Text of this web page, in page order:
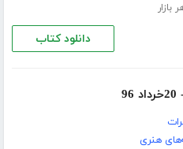
بازار
دانلود کتاب
هنری